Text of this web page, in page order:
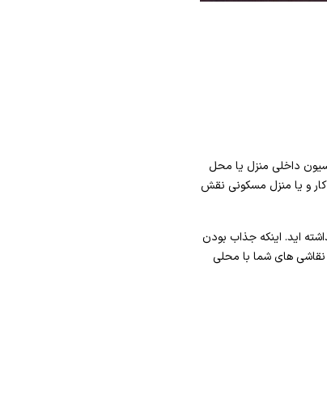
داخلی منزل یا محل
و یا منزل مسکونی نقش
اید. اینکه جذاب بودن
نقاشی های شما با محلی